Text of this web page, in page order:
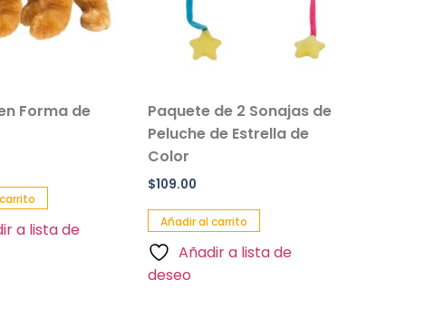
Forma de
a lista de
Paquete de 2 Sonajas de
Peluche de Estrella de
Color
$109.00
Añadir al carrito
Añadir a lista de
deseo